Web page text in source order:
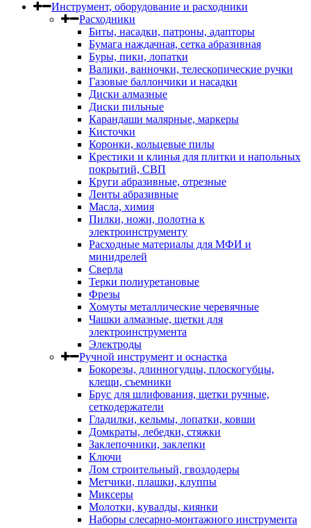
Инструмент, оборудование и расходники
Расходники
Биты, насадки, патроны, адапторы
Бумага наждачная, сетка абразивная
Буры, пики, лопатки
Валики, ванночки, телескопические ручки
Газовые баллончики и насадки
Диски алмазные
Диски пильные
Карандаши малярные, маркеры
Кисточки
Коронки, кольцевые пилы
Крестики и клинья для плитки и напольных
покрытий, СВП
Круги абразивные, отрезные
Ленты абразивные
Масла, химия
Пилки, ножи, полотна к
электроинструменту
Расходные материалы для МФИ и
минидрелей
Сверла
Терки полиуретановые
Фрезы
Хомуты металлические черевячные
Чашки алмазные, щетки для
электроинструмента
Электроды
Ручной инструмент и оснастка
Бокорезы, длинногудцы, плоскогубцы,
клещи, съемники
Брус для шлифования, щетки ручные,
сеткодержатели
Гладилки, кельмы, лопатки, ковши
Домкраты, лебедки, стяжки
Заклепочники, заклепки
Ключи
Лом строительный, гвоздодеры
Метчики, плашки, клуппы
Миксеры
Молотки, кувалды, киянки
Наборы слесарно-монтажного инструмента